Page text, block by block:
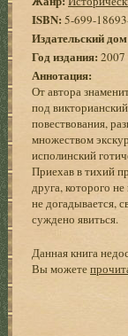
ISBN:5-699-
Издательский
Год издания: 2007
Аннотация:
От автора
под
повествования,
множеством
исполинский
Приехав в тихий
друга, которого
не догадывается,
суждено явиться.
Данная книга
Вы можете